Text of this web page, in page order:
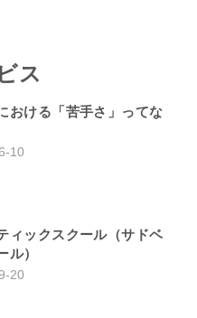
ス
おける「苦手さ」ってな
10
ィックスクール（サドベ
ル）
20